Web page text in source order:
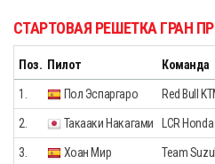
СТАРТОВАЯ РЕШЕТКА ГРАН
Поз. Пилот Команда
1. Пол Эспаргаро Red Bull
2. Такааки Накагами LCR Honda
3. Хоан Мир Team